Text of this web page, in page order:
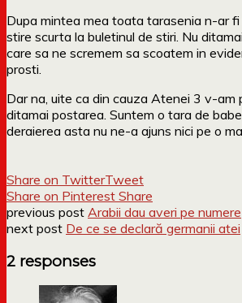
Dupa mintea mea toata tarasenia n-ar
stire scurta la buletinul de stiri. Nu
care sa ne scremem sa scoatem in
prosti.
Dar na, uite ca din cauza Atenei 3 v-am
ditamai postarea. Suntem o tara de
deraierea asta nu ne-a ajuns nici pe o
Share on TwitterTweet
Share on Pinterest Share
previous post Arabii dau averi pe numere
next post De ce se declară germanii atei
2 responses